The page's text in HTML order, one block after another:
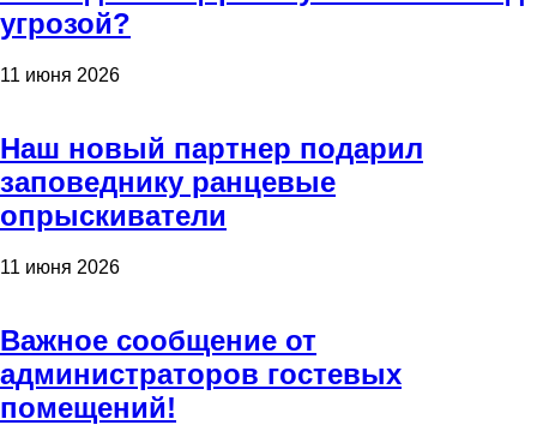
угрозой?
11 июня 2026
Наш новый партнер подарил
заповеднику ранцевые
опрыскиватели
11 июня 2026
Важное сообщение от
администраторов гостевых
помещений!